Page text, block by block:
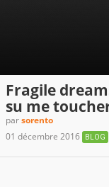
Fragile
su me
parsorento
01 décembre 2016
BLOG